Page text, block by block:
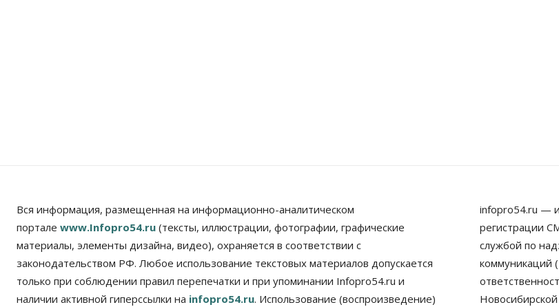
Вся информация, размещенная на информационно-аналитическом
портале www.Infopro54.ru (тексты, иллюстрации, фотографии, графические
материалы, элементы дизайна, видео), охраняется в соответствии с
законодательством РФ. Любое использование текстовых материалов допускается
только при соблюдении правил перепечатки и при упоминании Infopro54.ru и
наличии активной гиперссылки на infopro54.ru. Использование (воспроизведение)
infopro54.ru —
регистрации
службой по
коммуникаций